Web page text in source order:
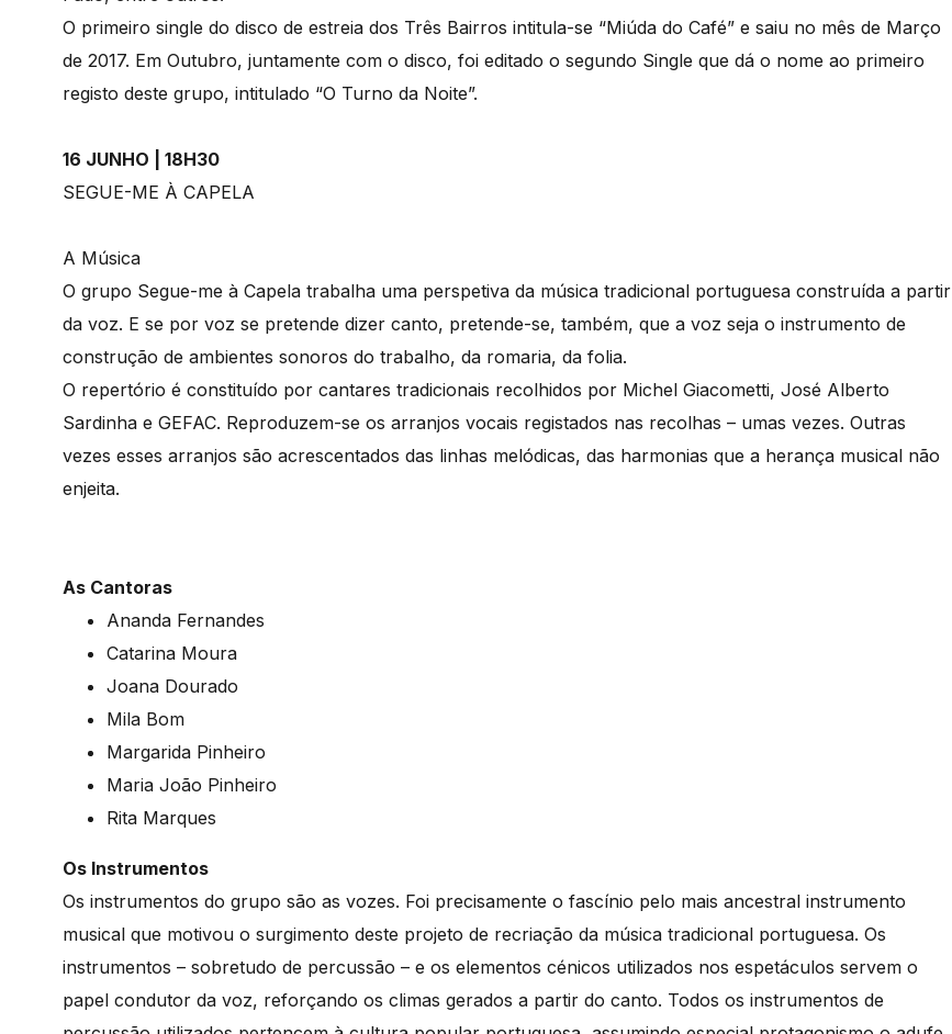
O primeiro single do disco de estreia dos Três Bairros intitula-se “Miúda do Café” e saiu no mês de Março
de 2017. Em Outubro, juntamente com o disco, foi editado o segundo Single que dá o nome ao primeiro
registo deste grupo, intitulado “O Turno da Noite”.
16 JUNHO | 18H30
SEGUE-ME À CAPELA
A Música
O grupo Segue-me à Capela trabalha uma perspetiva da música tradicional portuguesa construída a partir
da voz. E se por voz se pretende dizer canto, pretende-se, também, que a voz seja o instrumento de
construção de ambientes sonoros do trabalho, da romaria, da folia.
O repertório é constituído por cantares tradicionais recolhidos por Michel Giacometti, José Alberto
Sardinha e GEFAC. Reproduzem-se os arranjos vocais registados nas recolhas – umas vezes. Outras
vezes esses arranjos são acrescentados das linhas melódicas, das harmonias que a herança musical não
enjeita.
As Cantoras
Ananda Fernandes
Catarina Moura
Joana Dourado
Mila Bom
Margarida Pinheiro
Maria João Pinheiro
Rita Marques
Os Instrumentos
Os instrumentos do grupo são as vozes. Foi precisamente o fascínio pelo mais ancestral instrumento
musical que motivou o surgimento deste projeto de recriação da música tradicional portuguesa. Os
instrumentos – sobretudo de percussão – e os elementos cénicos utilizados nos espetáculos servem o
papel condutor da voz, reforçando os climas gerados a partir do canto. Todos os instrumentos de